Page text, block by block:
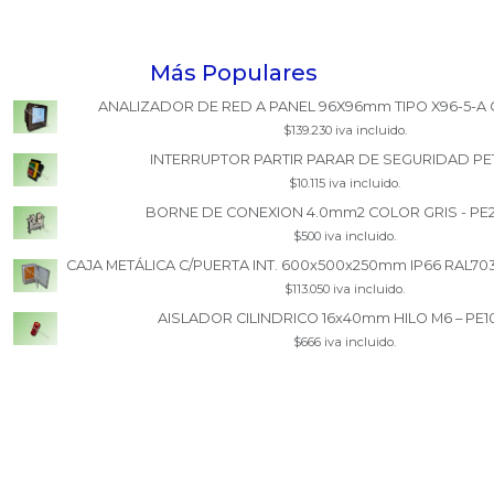
Más Populares
ANALIZADOR DE RED A PANEL 96X96mm TIPO X96-5-A
$139.230 iva incluido.
INTERRUPTOR PARTIR PARAR DE SEGURIDAD
$10.115 iva incluido.
BORNE DE CONEXION 4.0mm2 COLOR GRIS -
$500 iva incluido.
CAJA METÁLICA C/PUERTA INT. 600x500x250mm IP66
$113.050 iva incluido.
AISLADOR CILINDRICO 16x40mm HILO M6 –
$666 iva incluido.